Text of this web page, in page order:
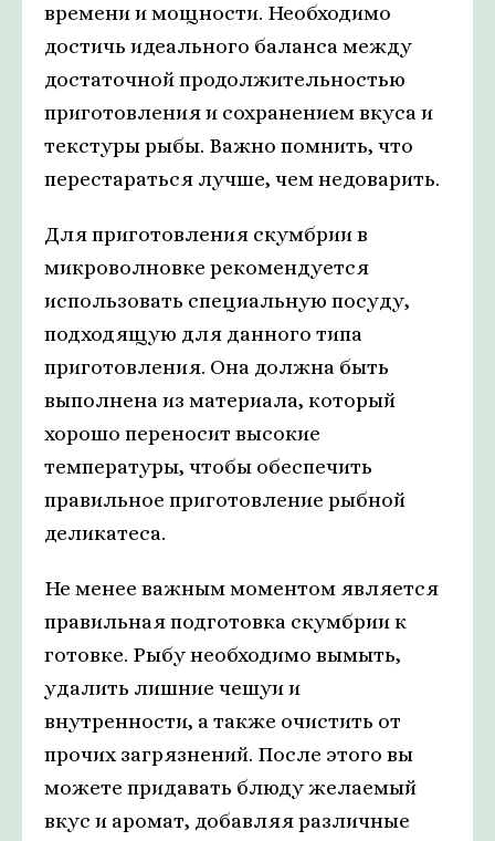
времени и мощности. Необходимо
достичь идеального баланса между
достаточной продолжительностью
приготовления и сохранением вкуса и
текстуры рыбы. Важно помнить, что
перестараться лучше, чем недоварить.
Для приготовления скумбрии в
микроволновке рекомендуется
использовать специальную посуду,
подходящую для данного типа
приготовления. Она должна быть
выполнена из материала, который
хорошо переносит высокие
температуры, чтобы обеспечить
правильное приготовление рыбной
деликатеса.
Не менее важным моментом является
правильная подготовка скумбрии к
готовке. Рыбу необходимо вымыть,
удалить лишние чешуи и
внутренности, а также очистить от
прочих загрязнений. После этого вы
можете придавать блюду желаемый
вкус и аромат, добавляя различные